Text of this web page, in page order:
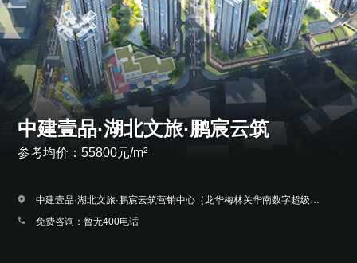
中建壹品·湖北文旅·鹏宸云筑
参考均价：55800元/m²
中建壹品·湖北文旅·鹏宸云筑营销中心（龙华梅林关华南数字超级总部，10
免费咨询：暂无400电话